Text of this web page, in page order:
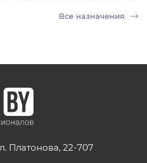
Все назначения
Платонова, 22-707